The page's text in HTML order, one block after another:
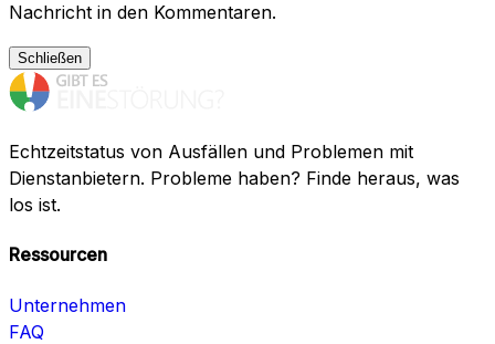
Nachricht in den Kommentaren.
Schließen
Echtzeitstatus von Ausfällen und Problemen mit
Dienstanbietern. Probleme haben? Finde heraus, was
los ist.
Ressourcen
Unternehmen
FAQ